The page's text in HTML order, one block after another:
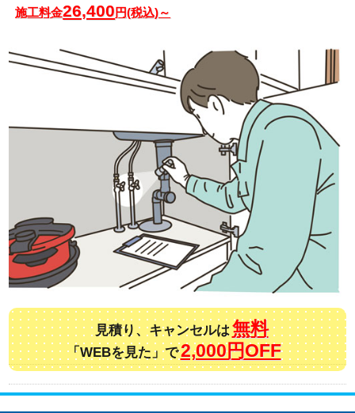
施工料金26,400円(税込)～
見積り、キャンセルは 無料
「WEBを見た」で2,000円OFF